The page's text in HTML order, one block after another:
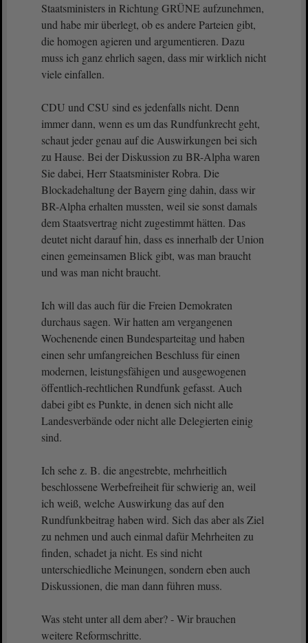
Staatsministers in Richtung GRÜNE aufzunehmen,
und habe mir überlegt, ob es andere Parteien gibt,
die homogen agieren und argumentieren. Dazu
muss ich ganz ehrlich sagen, dass mir wirklich nicht
viele einfallen.
CDU und CSU sind es jedenfalls nicht. Denn
immer dann, wenn es um das Rundfunkrecht geht,
schaut jeder genau auf die Auswirkungen bei sich
zu Hause. Bei der Diskussion zu BR-Alpha waren
Sie dabei, Herr Staatsminister Robra. Die
Blockadehaltung der Bayern ging dahin, dass wir
BR-Alpha erhalten mussten, weil sie sonst damals
dem Staatsvertrag nicht zugestimmt hätten. Das
deutet nicht darauf hin, dass es innerhalb der Union
einen gemeinsamen Blick gibt, was man braucht
und was man nicht braucht.
Ich will das auch für die Freien Demokraten
durchaus sagen. Wir hatten am vergangenen
Wochenende einen Bundesparteitag und haben
einen sehr umfangreichen Beschluss für einen
modernen, leistungsfähigen und ausgewogenen
öffentlich-rechtlichen Rundfunk gefasst. Auch
dabei gibt es Punkte, in denen sich nicht alle
Landesverbände oder nicht alle Delegierten einig
sind.
Ich sehe z. B. die angestrebte, mehrheitlich
beschlossene Werbefreiheit für schwierig an, weil
ich weiß, welche Auswirkung das auf den
Rundfunkbeitrag haben wird. Sich das aber als Ziel
zu nehmen und auch einmal dafür Mehrheiten zu
finden, schadet ja nicht. Es sind nicht
unterschiedliche Meinungen, sondern eben auch
Diskussionen, die man dann führen muss.
Was steht unter all dem aber? - Wir brauchen
weitere Reformschritte.